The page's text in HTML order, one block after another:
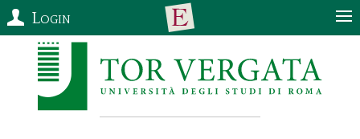
Login